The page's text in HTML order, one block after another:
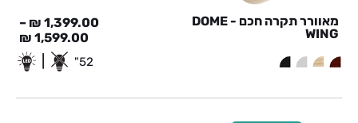
מאוורר תקרה חכם - DOME
WING
1,399.00
₪
–
1,599.00
₪
52"